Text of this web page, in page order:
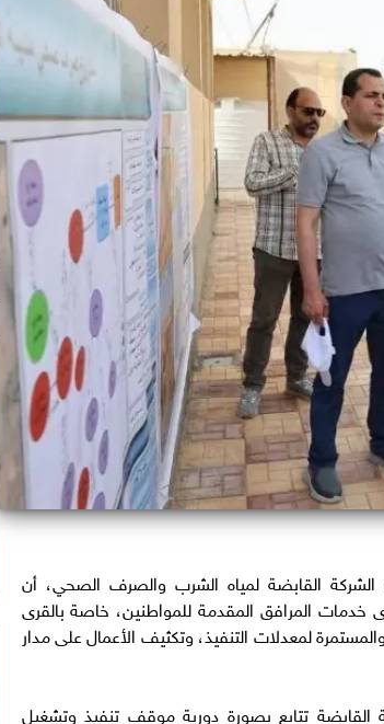
القابضة لمياه الشرب والصرف الصحي، أن
خدمات المرافق المقدمة للمواطنين، خاصة بالقرى
لمعدلات التنفيذ، وتكثيف الأعمال على مدار
القابضة تتابع بصورة دورية موقف تنفيذ وتشغيل